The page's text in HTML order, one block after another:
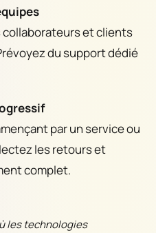
et clients
du support dédié
par un service ou
les retours et
complet.
les technologies